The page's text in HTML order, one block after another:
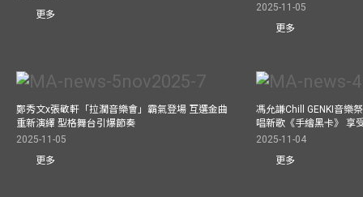
更多
2025-11-05
更多
鄭秀文x張敬軒「拉濶音樂會」霸氣登場 互選金曲
重新演繹 型格舞台引爆節奏
2025-11-05
更多
馮允謙Chill GENKI音樂
唱新歌《手繪黑卡》 享
2025-11-04
更多